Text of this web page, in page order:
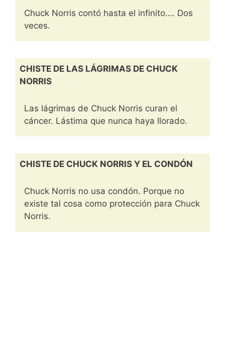
Chuck Norris contó hasta el infinito…. Dos
veces.
CHISTE DE LAS LÁGRIMAS DE CHUCK
NORRIS
Las lágrimas de Chuck Norris curan el
cáncer. Lástima que nunca haya llorado.
CHISTE DE CHUCK NORRIS Y EL CONDÓN
Chuck Norris no usa condón. Porque no
existe tal cosa como protección para Chuck
Norris.